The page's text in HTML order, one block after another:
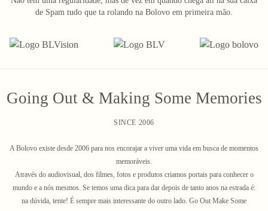
de Spam tudo que ta rolando na Bolovo em primeira mão.
Going Out & Making Some Memories
SINCE 2006
A Bolovo existe desde 2006 para nos encorajar a viver uma vida em busca de momentos
memoráveis.
Através do audiovisual, dos filmes, fotos e produtos criamos portais para conhecer o
mundo e a nós mesmos. Se temos uma dica para dar depois de tanto anos na estrada é:
na dúvida, tente! É sempre mais interessante do outro lado. Go Out Make Some